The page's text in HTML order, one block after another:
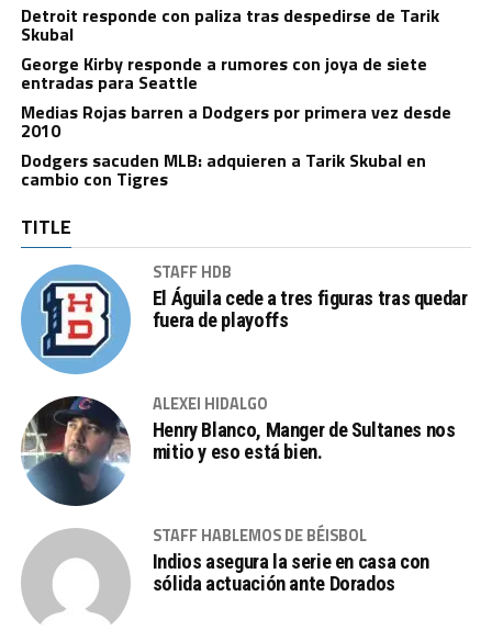
Detroit responde con paliza tras despedirse de Tarik
Skubal
George Kirby responde a rumores con joya de siete
entradas para Seattle
Medias Rojas barren a Dodgers por primera vez desde
2010
Dodgers sacuden MLB: adquieren a Tarik Skubal en
cambio con Tigres
TITLE
STAFF HDB
El Águila cede a tres figuras tras quedar
fuera de playoffs
ALEXEI HIDALGO
Henry Blanco, Manger de Sultanes nos
mitio y eso está bien.
STAFF HABLEMOS DE BÉISBOL
Indios asegura la serie en casa con
sólida actuación ante Dorados